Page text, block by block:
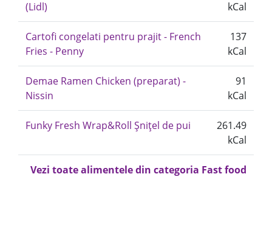
(Lidl)
kCal
Cartofi congelati pentru prajit - French
Fries - Penny
137
kCal
Demae Ramen Chicken (preparat) -
Nissin
91
kCal
Funky Fresh Wrap&Roll Şnițel de pui
261.49
kCal
Vezi toate alimentele din categoria Fast food